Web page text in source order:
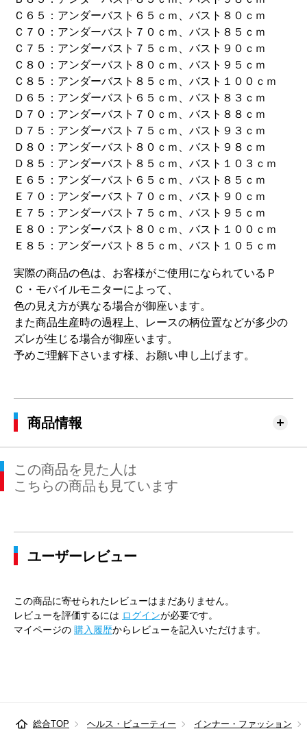
Ｃ６５：アンダーバスト６５ｃｍ、バスト８０ｃｍ
Ｃ７０：アンダーバスト７０ｃｍ、バスト８５ｃｍ
Ｃ７５：アンダーバスト７５ｃｍ、バスト９０ｃｍ
Ｃ８０：アンダーバスト８０ｃｍ、バスト９５ｃｍ
Ｃ８５：アンダーバスト８５ｃｍ、バスト１００ｃｍ
Ｄ６５：アンダーバスト６５ｃｍ、バスト８３ｃｍ
Ｄ７０：アンダーバスト７０ｃｍ、バスト８８ｃｍ
Ｄ７５：アンダーバスト７５ｃｍ、バスト９３ｃｍ
Ｄ８０：アンダーバスト８０ｃｍ、バスト９８ｃｍ
Ｄ８５：アンダーバスト８５ｃｍ、バスト１０３ｃｍ
Ｅ６５：アンダーバスト６５ｃｍ、バスト８５ｃｍ
Ｅ７０：アンダーバスト７０ｃｍ、バスト９０ｃｍ
Ｅ７５：アンダーバスト７５ｃｍ、バスト９５ｃｍ
Ｅ８０：アンダーバスト８０ｃｍ、バスト１００ｃｍ
Ｅ８５：アンダーバスト８５ｃｍ、バスト１０５ｃｍ
実際の商品の色は、お客様がご使用になられているＰ
Ｃ・モバイルモニターによって、
色の見え方が異なる場合が御座います。
また商品生産時の過程上、レースの柄位置などが多少の
ズレが生じる場合が御座います。
予めご理解下さいます様、お願い申し上げます。
商品情報
この商品を見た人は
こちらの商品も見ています
ユーザーレビュー
この商品に寄せられたレビューはまだありません。
レビューを評価するには ログインが必要です。
マイページの 購入履歴からレビューを記入いただけます。
総合TOP ヘルス・ビューティー インナー・ファッション